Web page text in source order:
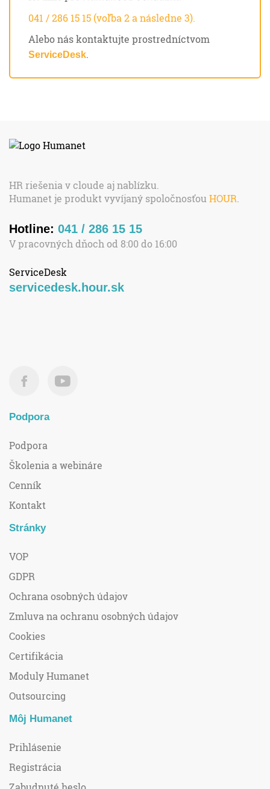
041 / 286 15 15 (voľba 2 a následne 3).
Alebo nás kontaktujte prostredníctvom
ServiceDesk.
HR riešenia v cloude aj nablízku.
Humanet je produkt vyvíjaný spoločnosťou HOUR.
Hotline: 041 / 286 15 15
V pracovných dňoch od 8:00 do 16:00
ServiceDesk
servicedesk.hour.sk
Podpora
Podpora
Školenia a webináre
Cenník
Kontakt
Stránky
VOP
GDPR
Ochrana osobných údajov
Zmluva na ochranu osobných údajov
Cookies
Certifikácia
Moduly Humanet
Outsourcing
Môj Humanet
Prihlásenie
Registrácia